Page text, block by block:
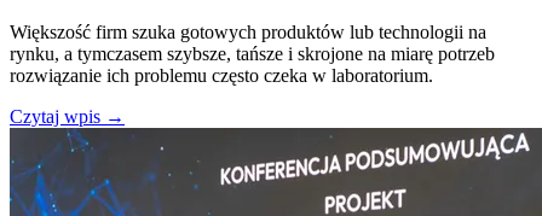
Większość firm szuka gotowych produktów lub technologii na
rynku, a tymczasem szybsze, tańsze i skrojone na miarę potrzeb
rozwiązanie ich problemu często czeka w laboratorium.
Czytaj wpis →